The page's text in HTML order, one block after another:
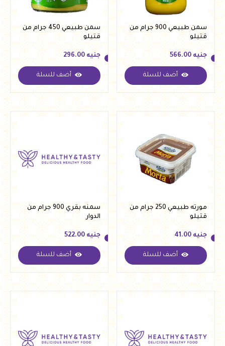
سمن طبيعي 900 جرام من
قتيلو
جنيه
جنيه 566.00
أضف للسلة
سمن طبيعي 450 جرام من
قتيلو
جنيه
جنيه 296.00
أضف للسلة
مورته طبيعي 250 جرام من
قتيلو
جنيه
جنيه 41.00
أضف للسلة
سمنه بقري 900 جرام من
الدوار
جنيه
جنيه 522.00
أضف للسلة